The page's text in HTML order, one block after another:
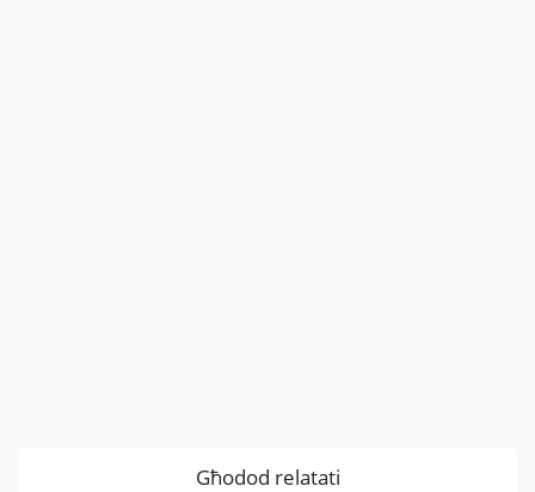
Għodod relatati